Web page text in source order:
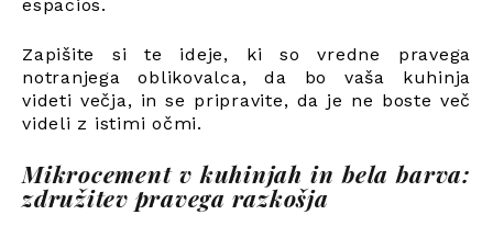
espacios.
Zapišite si te ideje, ki so vredne pravega
notranjega oblikovalca, da bo vaša kuhinja
videti večja, in se pripravite, da je ne boste več
videli z istimi očmi.
Mikrocement v kuhinjah in bela barva:
združitev pravega razkošja